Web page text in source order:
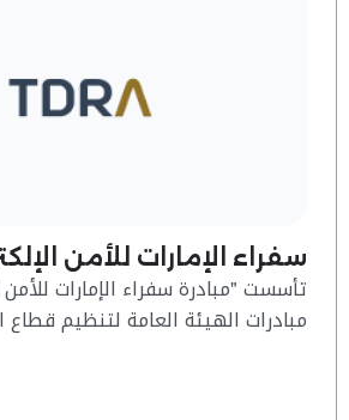
سفراء الإمارات للأمن
تأسست "مبادرة سفراء الإمارات
مبادرات الهيئة العامة لتنظيم قطاع